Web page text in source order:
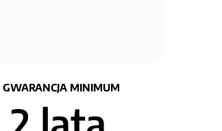
GWARANCJA MINIMUM